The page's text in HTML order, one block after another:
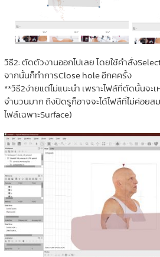
วิธี2: ตัดตัวงานออกไปเลย โดยใช้คำสั่ง
จากนั้นก็ทำการClose hole อีกคครั้ง
**วิธี2ง่ายแต่ไม่แนะนำ เพราะไฟล์ที่ตัดนั้นจะ
จำนวนมาก ถึงปิดรูก็อาจจะได้ไฟลืที่ไม่ค่อย
ไฟล์เฉพาะSurface)